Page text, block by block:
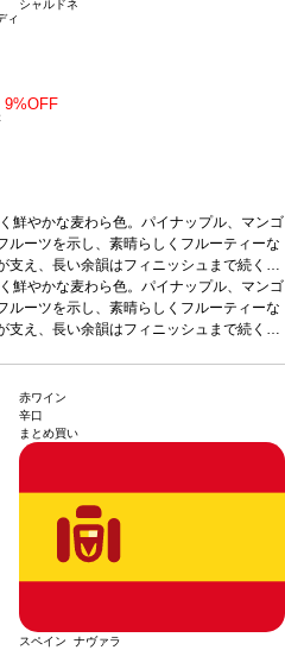
ィ
シャルドネ
9%OFF
鮮やかな麦わら色。パイナップル、マンゴ
ルーツを示し、素晴らしくフルーティーな
支え、長い余韻はフィニッシュまで続く。
かで滑らかな酸味を持つ。 合う料理カル
テ、チーズ、チキン、野菜のテリーヌ、サ
品種 シャルドネ 100%*本ヴィンテージが
鮮やかな麦わら色。パイナップル、マンゴ
ルーツを示し、素晴らしくフルーティーな
支え、長い余韻はフィニッシュまで続く。
萄品種 シャルドネ 100%
の場合は自動的に次のヴィンテージに変更
赤ワイン
辛口
まとめ買い
スペイン ナヴァラ